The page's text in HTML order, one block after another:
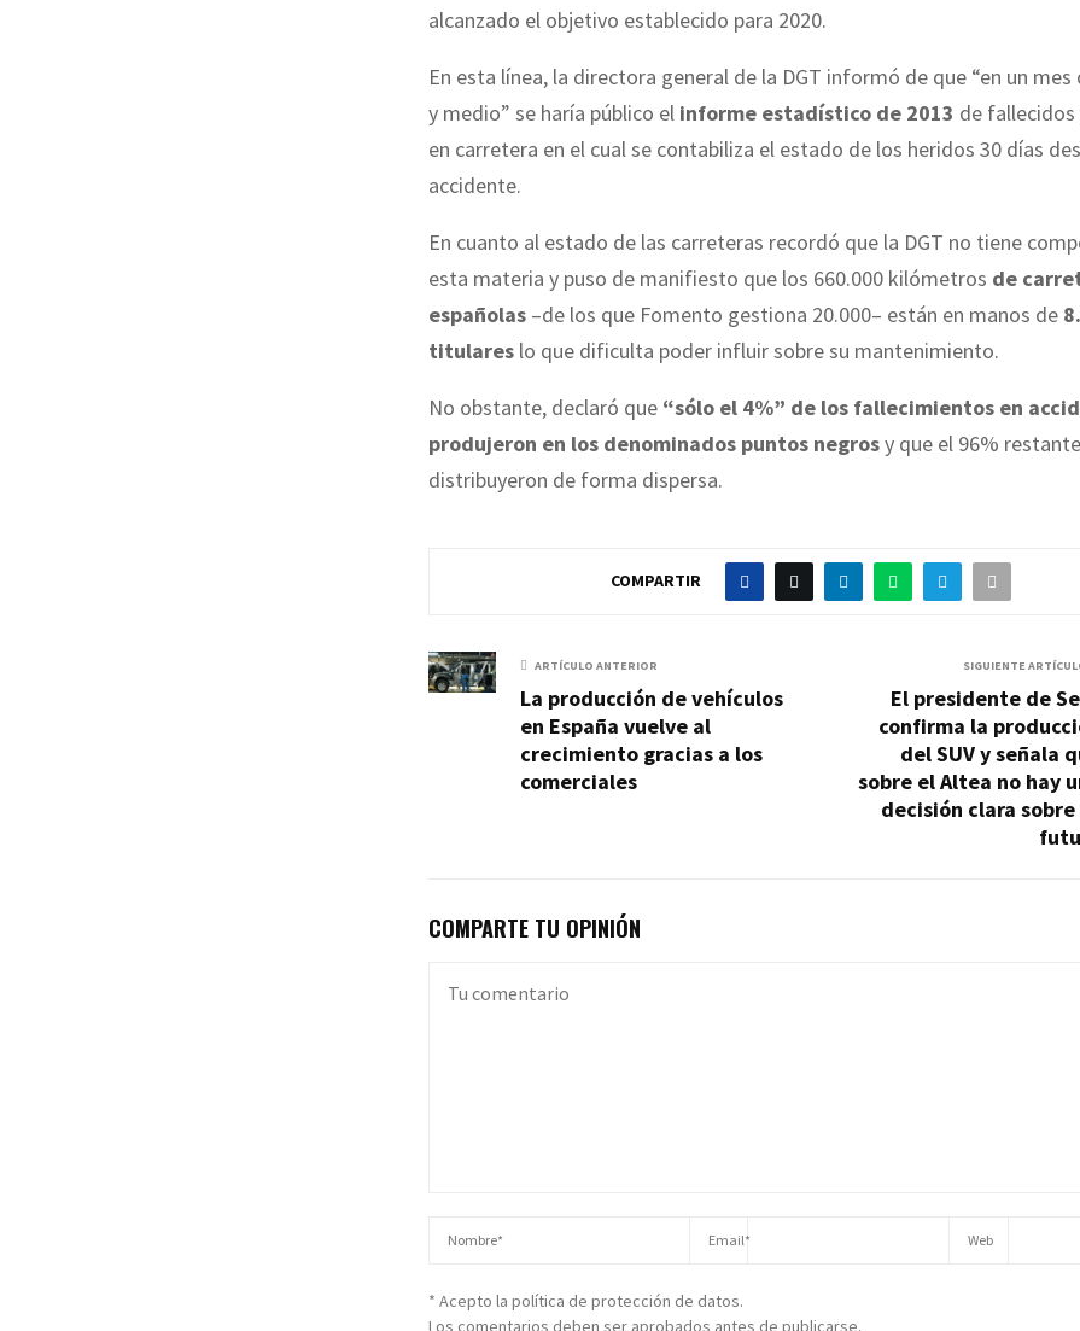
alcanzado el objetivo establecido para 2020.
En esta línea, la directora general de la DGT informó de que “en un mes
y medio” se haría público el informe estadístico de 2013 de
en carretera en el cual se contabiliza el estado de los heridos 30 días
accidente.
En cuanto al estado de las carreteras recordó que la DGT no tiene
esta materia y puso de manifiesto que los 660.000 kilómetros de
españolas –de los que Fomento gestiona 20.000– están en manos de
titulares lo que dificulta poder influir sobre su mantenimiento.
No obstante, declaró que “sólo el 4%” de los fallecimientos en
produjeron en los denominados puntos negrosy que el 96%
distribuyeron de forma dispersa.
COMPARTIR
ARTÍCULO ANTERIOR
La producción de vehículos
en España vuelve al
crecimiento gracias a los
comerciales
SIGUIENTE
El presidente de
confirma la
del SUV y señala
sobre el Altea no hay
decisión clara sobre
COMPARTE TU OPINIÓN
* Acepto la política de protección de datos.
Los comentarios deben ser aprobados antes de publicarse.